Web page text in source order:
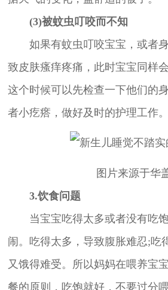
(3)被蚊虫叮咬而不知
如果有蚊虫叮咬宝宝，或者身
致皮肤瘙痒疼痛，此时宝宝同样
这个时候可以先检查一下他们的
者小疙瘩，做好及时的护理工作。
图片来源于华
3.饮食问题
当宝宝吃得太多或者没有吃饱
闹。吃得太多，导致腹胀难忍;吃
又饿得难受。所以妈妈在喂养宝
餐的原则，吃饱就好，不要过分